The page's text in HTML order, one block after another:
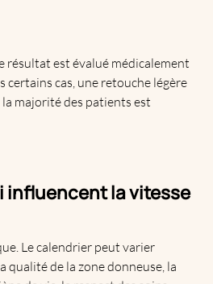
résultat est évalué médicalement
certains cas, une retouche légère
majorité des patients est
influencent la vitesse
Le calendrier peut varier
qualité de la zone donneuse, la